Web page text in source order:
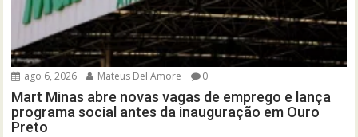
ago 6, 2026 Mateus Del'Amore 0
Mart Minas abre novas vagas de emprego e lança
programa social antes da inauguração em Ouro
Preto